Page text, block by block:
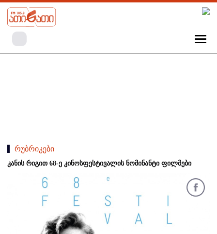
რუბრიკები
კანის რიგით 68-ე კინოსფესტივალის ნომინანტი ფილმები